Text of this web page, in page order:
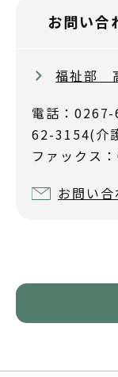
お問い合
福祉部
電話：
62-3154(介
ファックス
お問い